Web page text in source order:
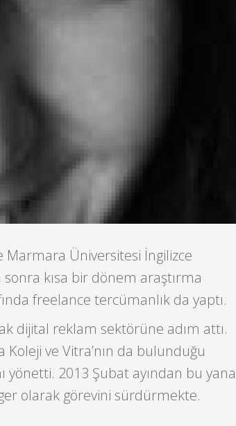
Marmara Üniversitesi İngilizce
kısa bir dönem araştırma
freelance tercümanlık da yaptı.
dijital reklam sektörüne adım attı.
Koleji ve Vitra’nın da bulunduğu
yönetti. 2013 Şubat ayından bu yana
olarak görevini sürdürmekte.